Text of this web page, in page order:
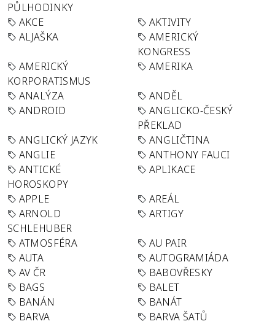
PŮLHODINKY
AKCE
AKTIVITY
ALJAŠKA
AMERICKÝ
KONGRESS
AMERICKÝ
KORPORATISMUS
AMERIKA
ANALÝZA
ANDĚL
ANDROID
ANGLICKO-ČESKÝ
PŘEKLAD
ANGLICKÝ JAZYK
ANGLIČTINA
ANGLIE
ANTHONY FAUCI
ANTICKÉ
HOROSKOPY
APLIKACE
APPLE
AREÁL
ARNOLD
SCHLEHUBER
ARTIGY
ATMOSFÉRA
AU PAIR
AUTA
AUTOGRAMIÁDA
AV ČR
BABOVŘESKY
BAGS
BALET
BANÁN
BANÁT
BARVA
BARVA ŠATŮ